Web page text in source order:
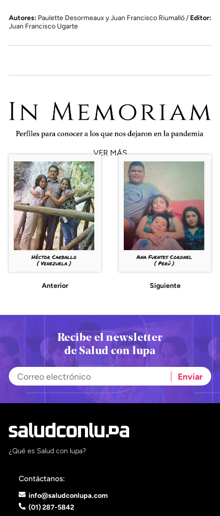
Autores:Paulette Desormeaux y Juan Francisco Riumalló / Editor:
Juan Francisco Ugarte
VER MÁS
Héctor Carballo
( Venezuela )
Anterior
Ana Fuentes Coronel
( Perú )
Siguiente
Recibe el newsletter
de Salud con lupa
¿Qué es Salud con lupa?
Contáctanos:
info@saludconlupa.com
(01) 287-5842